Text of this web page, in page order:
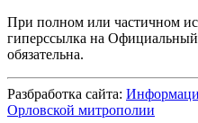
При полном или частичном
гиперссылка на
обязательна.
Разбработка сайта:
Орловской митрополии